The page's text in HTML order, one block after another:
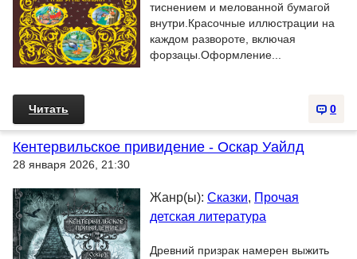
тиснением и мелованной бумагой
внутри.Красочные иллюстрации на
каждом развороте, включая
форзацы.Оформление...
0
Читать
Кентервильское привидение - Оскар Уайлд
28 января 2026, 21:30
Жанр(ы): Сказки, Прочая
детская литература
Древний призрак намерен выжить